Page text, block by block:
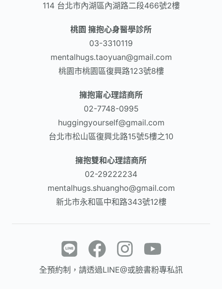
114 台北市內湖區內湖路二段466號2樓
桃園 擁抱心身醫學診所
03-3310119
mentalhugs.taoyuan@gmail.com
桃園市桃園區復興路123號8樓
擁抱甯心理諮商所
02-7748-0995
huggingyourself@gmail.com
台北市松山區復興北路15號5樓之10
擁抱雙和心理諮商所
02-29222234
mentalhugs.shuangho@gmail.com
新北市永和區中和路343號12樓
全預約制，請透過LINE@或臉書粉專私訊